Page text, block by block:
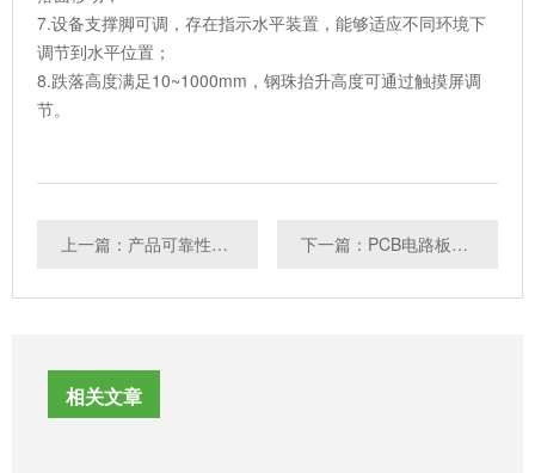
7.设备支撑脚可调，存在指示水平装置，能够适应不同环境下
调节到水平位置；
8.跌落高度满足10~1000mm，钢珠抬升高度可通过触摸屏调
节。
上一篇：产品可靠性测试需要注意哪方面 下一篇：PCB电路板失效分析方法
相关文章